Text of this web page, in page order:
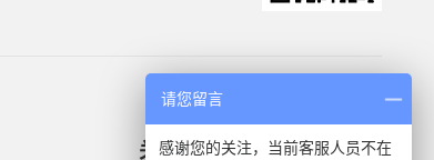
关于我们 产品信息
请您留言
感谢您的关注，当前客服人员不在